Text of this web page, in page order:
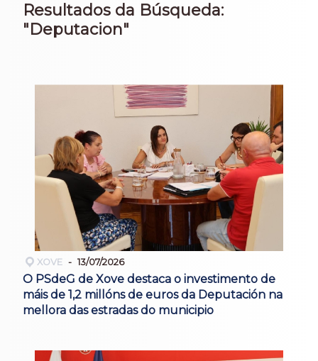
Resultados da Búsqueda:
"Deputacion"
XOVE 13/07/2026
O PSdeG de Xove destaca o investimento de
máis de 1,2 millóns de euros da Deputación na
mellora das estradas do municipio